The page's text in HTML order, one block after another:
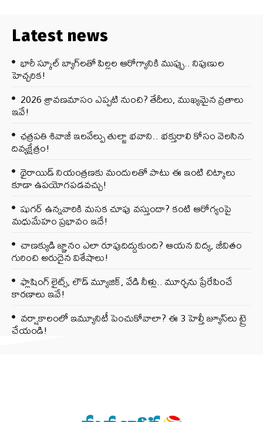
Latest news
భారీ స్కూల్ బ్యాగ్‌లతో పిల్లల ఆరోగ్యానికి ముప్పు.. నిపుణుల
హెచ్చరిక!
2026 శ్రావణమాసం ఎప్పటి నుంచి? తేదీలు, ముఖ్యమైన వ్రతాలు
ఇవే!
ఛత్రపతి శివాజీ ఇలవేల్పు తుల్జా భవాని.. భక్తురాలి కోసం వెలసిన
దివ్యక్షేత్రం!
థైరాయిడ్ నియంత్రణకు మందులతో పాటు ఈ ఇంటి చిట్కాలు
కూడా ఉపయోగపడవచ్చు!
షుగర్ ఉన్నవారికి మసక చూపు వస్తుందా? కంటి ఆరోగ్యంపై
మధుమేహం ప్రభావం ఇదే!
చాణక్యుడి జ్ఞానం ఎలా రూపుదిద్దుకుంది? ఆయన విద్య, జీవితం
గురించి అరుదైన విశేషాలు!
ఫ్లాషింగ్ లైట్స్, లౌడ్ మ్యూజిక్, వేడి నీళ్లు.. మూర్ఛను ప్రేరేపించే
కారణాలు ఇవే!
వర్షాకాలంలో ఇమ్యూనిటీ పెంచుకోవాలా? ఈ 3 హెల్తీ జ్యూస్‌లు ట్రై
చేయండి!